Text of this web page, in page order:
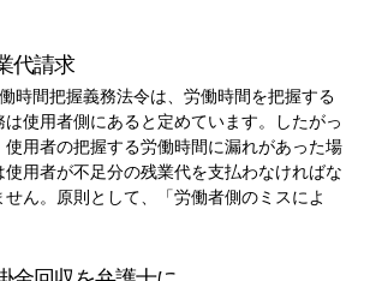
代請求
働時間把握義務法令は、労働時間を把握する
は使用者側にあると定めています。したがっ
使用者の把握する労働時間に漏れがあった場
使用者が不足分の残業代を支払わなければな
せん。原則として、「労働者側のミスによ